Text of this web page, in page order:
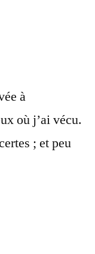
à
où j’ai vécu.
; et peu